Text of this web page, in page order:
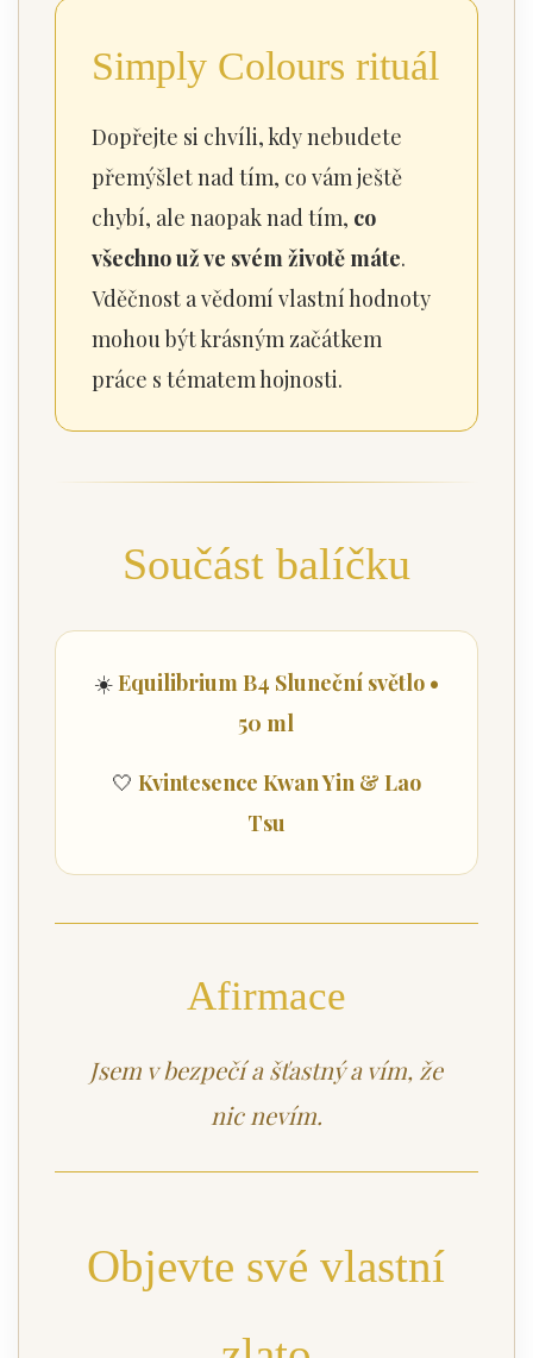
Simply Colours rituál
Dopřejte si chvíli, kdy nebudete
přemýšlet nad tím, co vám ještě
chybí, ale naopak nad tím, co
všechno už ve svém životě máte.
Vděčnost a vědomí vlastní hodnoty
mohou být krásným začátkem
práce s tématem hojnosti.
Součást balíčku
☀️Equilibrium B4 Sluneční světlo •
50 ml
🤍 Kvintesence Kwan Yin & Lao
Tsu
Afirmace
Jsem v bezpečí a šťastný a vím, že
nic nevím.
Objevte své vlastní